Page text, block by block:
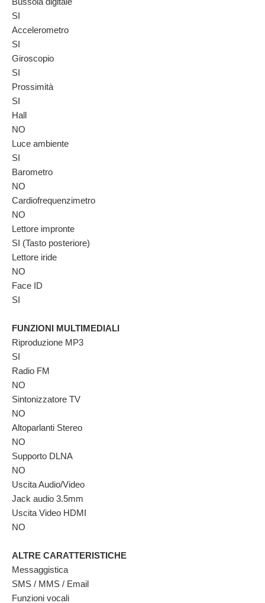
SI
Accelerometro
SI
Giroscopio
SI
Prossimità
SI
Hall
NO
Luce ambiente
SI
Barometro
NO
Cardiofrequenzimetro
NO
Lettore impronte
SI (Tasto posteriore)
Lettore iride
NO
Face ID
SI
FUNZIONI MULTIMEDIALI
Riproduzione MP3
SI
Radio FM
NO
Sintonizzatore TV
NO
Altoparlanti Stereo
NO
Supporto DLNA
NO
Uscita Audio/Video
Jack audio 3.5mm
Uscita Video HDMI
NO
ALTRE CARATTERISTICHE
Messaggistica
SMS / MMS / Email
Funzioni vocali